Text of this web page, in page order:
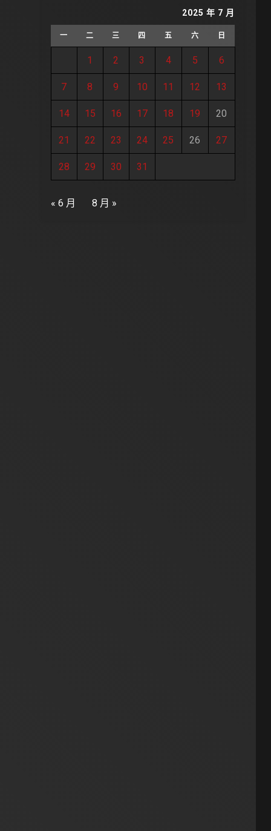
2025 年 7 月
一 二 三 四 五 六 日
1 2 3 4 5 6
7 8 9 10 11 12 13
14 15 16 17 18 19 20
21 22 23 24 25 26 27
28 29 30 31
« 6 月 8 月 »